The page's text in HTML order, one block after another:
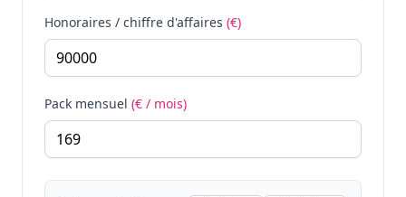
Honoraires / chiffre d'affaires (€)
Pack mensuel (€ / mois)